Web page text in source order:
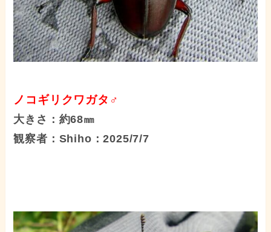
ノコギリクワガタ♂
大きさ：約68㎜
観察者：Shiho：2025/7/7